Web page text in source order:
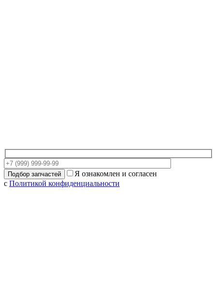
Я ознакомлен и согласен
с Политикой конфиденциальности